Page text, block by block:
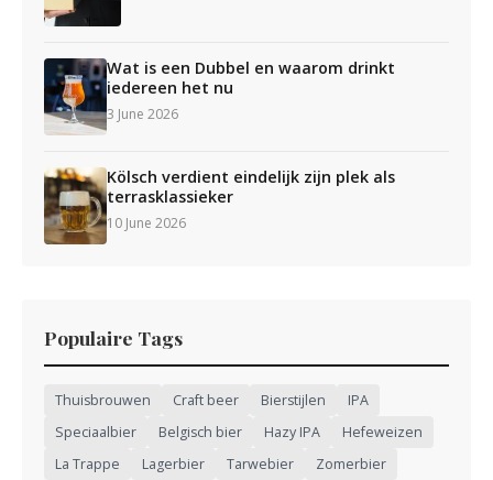
Wat is een Dubbel en waarom drinkt
iedereen het nu
3 June 2026
Kölsch verdient eindelijk zijn plek als
terrasklassieker
10 June 2026
Populaire Tags
Thuisbrouwen Craft beer Bierstijlen
IPA
Speciaalbier
Belgisch bier Hazy IPA
Hefeweizen
La Trappe
Lagerbier Tarwebier Zomerbier